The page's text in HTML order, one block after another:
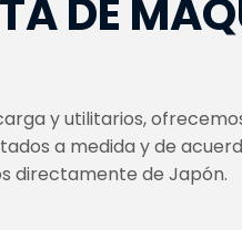
DE
y utilitarios,
a medida y de
directamente de Japón.